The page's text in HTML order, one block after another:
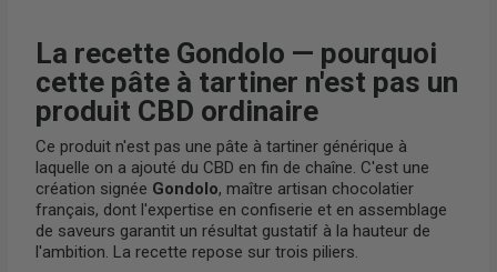
La recette Gondolo — pourquoi
cette pâte à tartiner n'est pas un
produit CBD ordinaire
Ce produit n'est pas une pâte à tartiner générique à
laquelle on a ajouté du CBD en fin de chaîne. C'est une
création signée Gondolo, maître artisan chocolatier
français, dont l'expertise en confiserie et en assemblage
de saveurs garantit un résultat gustatif à la hauteur de
l'ambition. La recette repose sur trois piliers.